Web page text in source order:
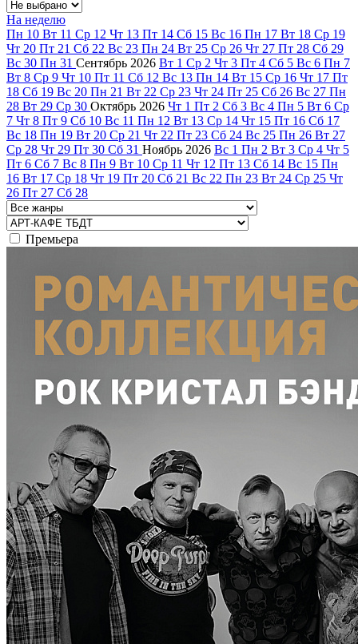
На неделю
Пн 10 Вт 11 Ср 12 Чт 13 Пт 14 Сб 15 Вс 16 Пн 17 Вт 18 Ср 19
Чт 20 Пт 21 Сб 22 Вс 23 Пн 24 Вт 25 Ср 26 Чт 27 Пт 28 Сб 29
Вс 30 Пн 31 Сентябрь 2026 Вт 1 Ср 2 Чт 3 Пт 4 Сб 5 Вс 6 Пн 7
Вт 8 Ср 9 Чт 10 Пт 11 Сб 12 Вс 13 Пн 14 Вт 15 Ср 16 Чт 17 Пт
18 Сб 19 Вс 20 Пн 21 Вт 22 Ср 23 Чт 24 Пт 25 Сб 26 Вс 27 Пн
28 Вт 29 Ср 30 Октябрь 2026 Чт 1 Пт 2 Сб 3 Вс 4 Пн 5 Вт 6 Ср
7 Чт 8 Пт 9 Сб 10 Вс 11 Пн 12 Вт 13 Ср 14 Чт 15 Пт 16 Сб 17
Вс 18 Пн 19 Вт 20 Ср 21 Чт 22 Пт 23 Сб 24 Вс 25 Пн 26 Вт 27
Ср 28 Чт 29 Пт 30 Сб 31 Ноябрь 2026 Вс 1 Пн 2 Вт 3 Ср 4 Чт 5
Пт 6 Сб 7 Вс 8 Пн 9 Вт 10 Ср 11 Чт 12 Пт 13 Сб 14 Вс 15 Пн
16 Вт 17 Ср 18 Чт 19 Пт 20 Сб 21 Вс 22 Пн 23 Вт 24 Ср 25 Чт
26 Пт 27 Сб 28
Премьера